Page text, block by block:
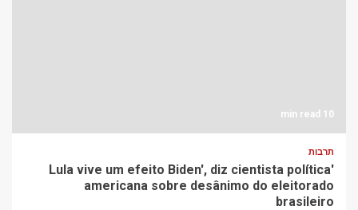
10 min read
תרבות
'Lula vive um efeito Biden', diz cientista política
americana sobre desânimo do eleitorado
brasileiro